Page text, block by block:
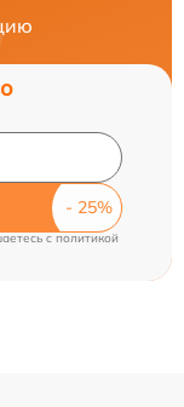
cполитикой